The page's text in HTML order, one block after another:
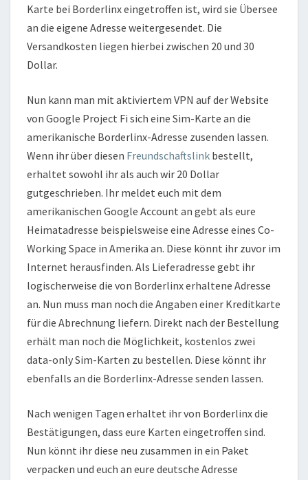
Karte bei Borderlinx eingetroffen ist, wird sie Übersee
an die eigene Adresse weitergesendet. Die
Versandkosten liegen hierbei zwischen 20 und 30
Dollar.
Nun kann man mit aktiviertem VPN auf der Website
von Google Project Fi sich eine Sim-Karte an die
amerikanische Borderlinx-Adresse zusenden lassen.
Wenn ihr über diesen Freundschaftslink bestellt,
erhaltet sowohl ihr als auch wir 20 Dollar
gutgeschrieben. Ihr meldet euch mit dem
amerikanischen Google Account an gebt als eure
Heimatadresse beispielsweise eine Adresse eines Co-
Working Space in Amerika an. Diese könnt ihr zuvor im
Internet herausfinden. Als Lieferadresse gebt ihr
logischerweise die von Borderlinx erhaltene Adresse
an. Nun muss man noch die Angaben einer Kreditkarte
für die Abrechnung liefern. Direkt nach der Bestellung
erhält man noch die Möglichkeit, kostenlos zwei
data-only Sim-Karten zu bestellen. Diese könnt ihr
ebenfalls an die Borderlinx-Adresse senden lassen.
Nach wenigen Tagen erhaltet ihr von Borderlinx die
Bestätigungen, dass eure Karten eingetroffen sind.
Nun könnt ihr diese neu zusammen in ein Paket
verpacken und euch an eure deutsche Adresse